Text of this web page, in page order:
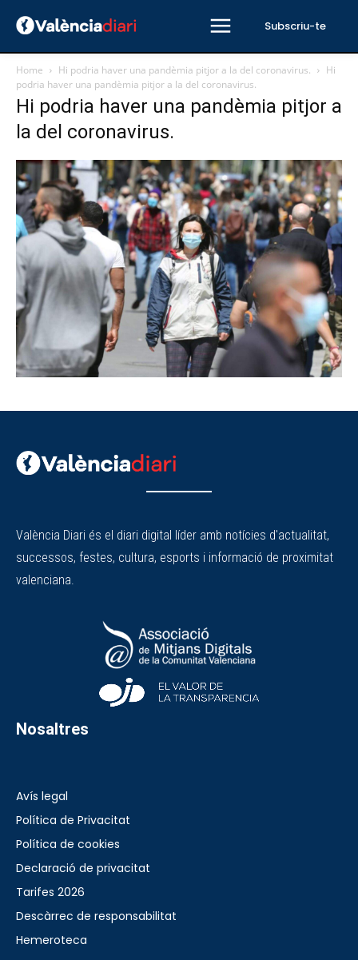
Subscriu-te
Home Hi podria haver una pandèmia pitjor a la del coronavirus.
Hi
podria haver una pandèmia pitjor a la del coronavirus.
Hi podria haver una pandèmia pitjor a
la del coronavirus.
València Diari és el diari digital líder amb notícies d'actualitat,
successos, festes, cultura, esports i informació de proximitat
valenciana.
Nosaltres
Avís legal
Política de Privacitat
Política de cookies
Declaració de privacitat
Tarifes 2026
Descàrrec de responsabilitat
Hemeroteca